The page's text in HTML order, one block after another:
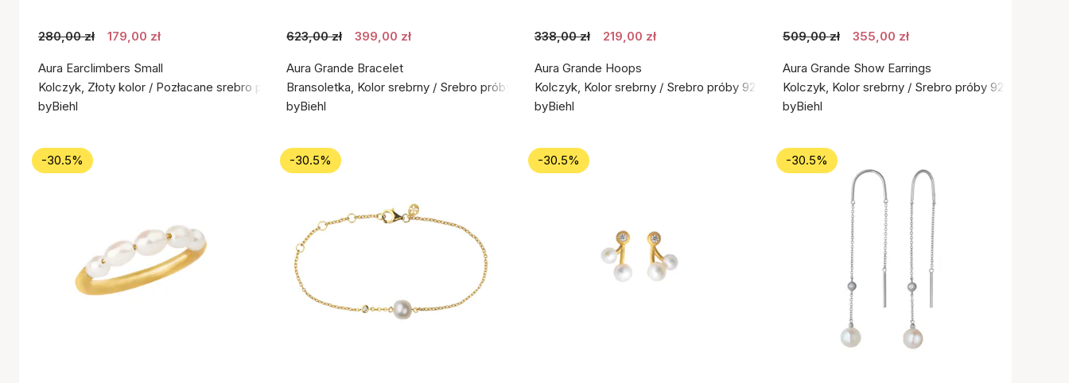
280,00 zł 179,00 zł
Aura Earclimbers Small
Kolczyk, Złoty kolor / Pozłacane srebro próby 925
byBiehl
623,00 zł 399,00 zł
Aura Grande Bracelet
Bransoletka, Kolor srebrny / Srebro próby 925
byBiehl
338,00 zł 219,00 zł
Aura Grande Hoops
Kolczyk, Kolor srebrny / Srebro próby 925
byBiehl
509,00 zł 355,00 zł
Aura Grande Show Earrings
Kolczyk, Kolor srebrny / Srebro próby 925
byBiehl
-30.5% -30.5% -30.5% -30.5%